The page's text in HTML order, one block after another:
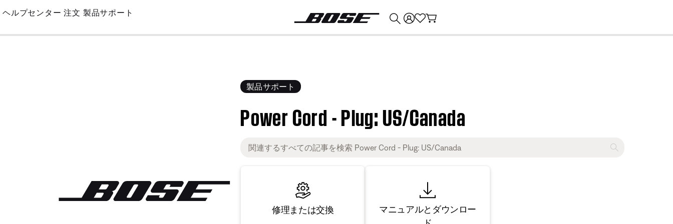
Skip
Main
ヘルプセンター 注文 製品サポート
製品サポート
Power Cord - Plug: US/Canada
修理または交換
マニュアルとダウンロー